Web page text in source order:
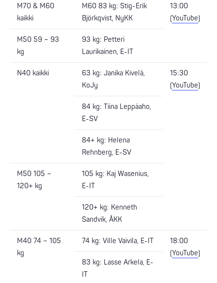
M70 & M60
kaikki
M60 83 kg: Stig-Erik
Björkqvist, NyKK
13:00
(YouTube)
M50 59 – 93
kg
93 kg: Petteri
Laurikainen, E-IT
N40 kaikki
63 kg: Janika Kivelä,
KoJy
15:30
(YouTube)
84 kg: Tiina Leppäaho,
E-SV
84+ kg: Helena
Rehnberg, E-SV
M50 105 –
120+ kg
105 kg: Kaj Wasenius,
E-IT
120+ kg: Kenneth
Sandvik, ÅKK
M40 74 – 105
kg
74 kg: Ville Vaivila, E-IT
18:00
(YouTube)
83 kg: Lasse Arkela, E-
IT